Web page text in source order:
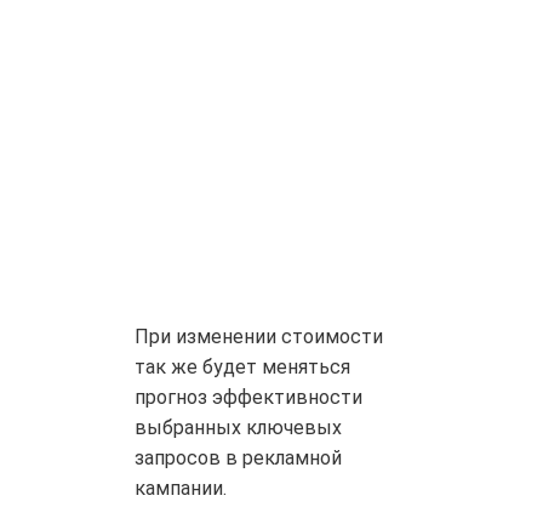
При изменении стоимости
так же будет меняться
прогноз эффективности
выбранных ключевых
запросов в рекламной
кампании.